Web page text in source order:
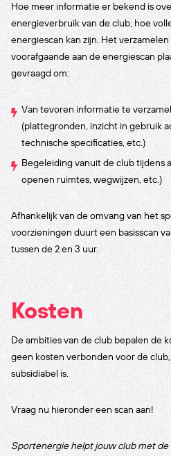
Hoe meer informatie er bekend is
energieverbruik van de club, hoe
energiescan kan zijn. Het
voorafgaande aan de energiescan
gevraagd om:
Van tevoren informatie te
(plattegronden, inzicht in gebruik
technische specificaties, etc.)
Begeleiding vanuit de club tijdens
openen ruimtes, wegwijzen, etc.)
Afhankelijk van de omvang van het
voorzieningen duurt een basisscan
tussen de 2 en 3 uur.
Kosten
De ambities van de club bepalen de
geen kosten verbonden voor de
subsidiabel is.
Vraag nu hieronder een scan aan!
Sportenergie helpt jouw club met de